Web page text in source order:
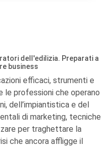
dell'edilizia. Preparati a
business
efficaci, strumenti e
professioni che operano
dell’impiantistica e del
di marketing, tecniche
per traghettare la
che ancora affligge il